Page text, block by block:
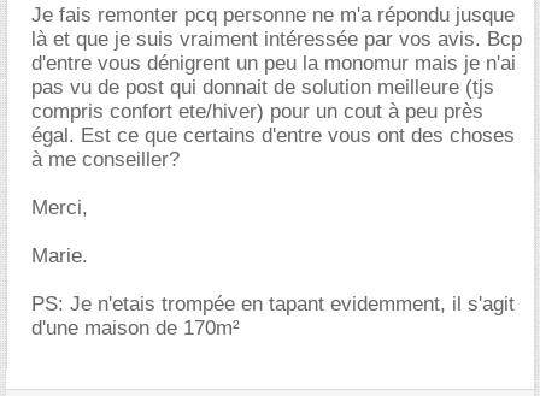
Je fais remonter pcq personne ne m'a répondu jusque
là et que je suis vraiment intéressée par vos avis. Bcp
d'entre vous dénigrent un peu la monomur mais je n'ai
pas vu de post qui donnait de solution meilleure (tjs
compris confort ete/hiver) pour un cout à peu près
égal. Est ce que certains d'entre vous ont des choses
à me conseiller?
Merci,
Marie.
PS: Je n'etais trompée en tapant evidemment, il s'agit
d'une maison de 170m²